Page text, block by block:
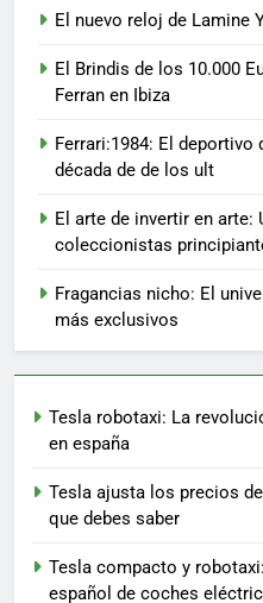
El nuevo reloj de Lamine
El Brindis de los 10.000
Ferran en Ibiza
Ferrari:1984: El
década de de los ult
El arte de invertir en arte:
coleccionistas
Fragancias nicho: El
más exclusivos
Tesla robotaxi: La
en españa
Tesla ajusta los precios
que debes saber
Tesla compacto y
español de coches